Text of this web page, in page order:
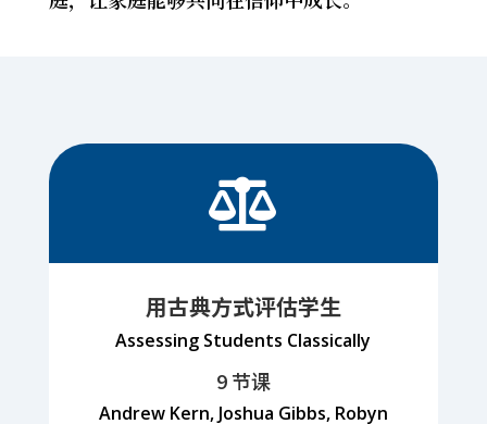

用古典方式评估学生
Assessing Students Classically
9 节课
Andrew Kern, Joshua Gibbs, Robyn